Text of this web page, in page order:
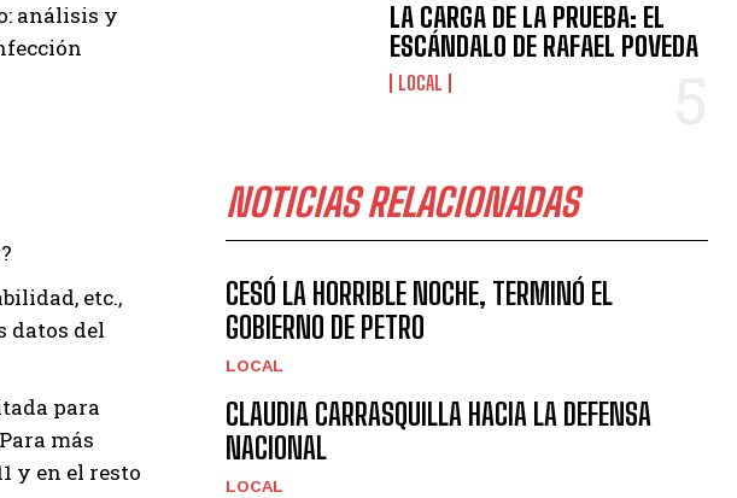
análisis y
etc.,
datos del
para
más
y en el resto
LA CARGA DE LA PRUEBA: EL
ESCÁNDALO DE RAFAEL POVEDA
LOCAL
NOTICIAS RELACIONADAS
CESÓ LA HORRIBLE NOCHE, TERMINÓ EL
GOBIERNO DE PETRO
LOCAL
CLAUDIA CARRASQUILLA HACIA LA DEFENSA
NACIONAL
LOCAL